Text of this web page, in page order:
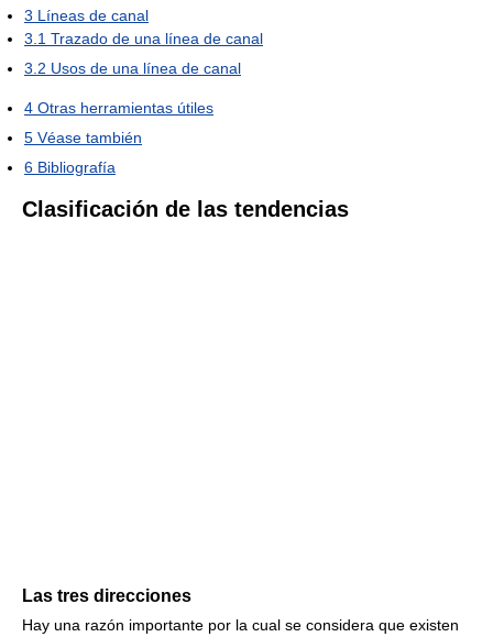
3 Líneas de canal
3.1 Trazado de una línea de canal
3.2 Usos de una línea de canal
4 Otras herramientas útiles
5 Véase también
6 Bibliografía
Clasificación de las tendencias
Las tres direcciones
Hay una razón importante por la cual se considera que existen